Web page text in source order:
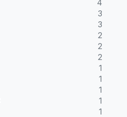
4
3
3
2
2
2
1
1
1
1
1